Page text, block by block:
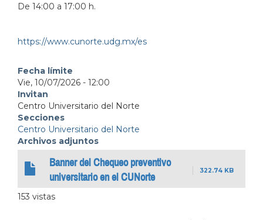
De 14:00 a 17:00 h.
https://www.cunorte.udg.mx/es
Fecha límite
Vie, 10/07/2026 - 12:00
Invitan
Centro Universitario del Norte
Secciones
Centro Universitario del Norte
Archivos adjuntos
Banner del Chequeo preventivo
universitario en el CUNorte
322.74 KB
153 vistas